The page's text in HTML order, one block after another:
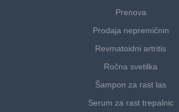
Prenova
Prodaja nepremičnin
Revmatoidni artritis
Ročna svetilka
Šampon za rast las
Serum za rast trepalnic